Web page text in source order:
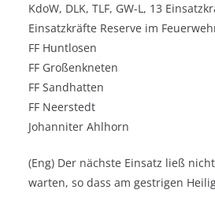
KdoW, DLK, TLF, GW-L, 13
Einsatzkräfte Reserve im
FF Huntlosen
FF Großenkneten
FF Sandhatten
FF Neerstedt
Johanniter Ahlhorn
(Eng) Der nächste Einsatz ließ
warten, so dass am gestrigen